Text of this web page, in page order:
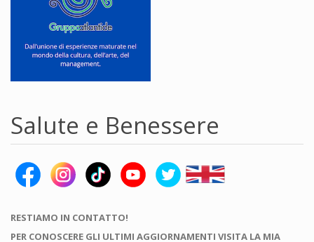
Salute e Benessere
RESTIAMO IN CONTATTO!
PER CONOSCERE GLI ULTIMI AGGIORNAMENTI VISITA LA MIA